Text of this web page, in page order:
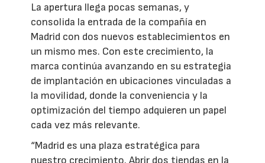
La apertura llega pocas semanas, y
consolida la entrada de la compañía en
Madrid con dos nuevos establecimientos en
un mismo mes. Con este crecimiento, la
marca continúa avanzando en su estrategia
de implantación en ubicaciones vinculadas a
la movilidad, donde la conveniencia y la
optimización del tiempo adquieren un papel
cada vez más relevante.
“Madrid es una plaza estratégica para
nuestro crecimiento. Abrir dos tiendas en la